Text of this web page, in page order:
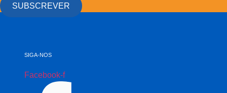
SUBSCREVER
SIGA-NOS
Facebook-f